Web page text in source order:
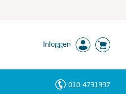
Inloggen
010-4731397